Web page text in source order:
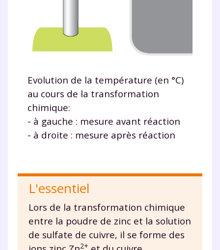
Evolution de la température (en °C)
au cours de la transformation
chimique:
- à gauche : mesure avant réaction
- à droite : mesure après réaction
L'essentiel
Lors de la transformation chimique
entre la poudre de zinc et la solution
de sulfate de cuivre, il se forme des
2+
à la demande par tchat, audio ou
vidéo
TESTER GRATUITEMENT
* Votre code d'accès sera envoyé à cette adresse e-mail. En
renseignant votre e-mail, vous consentez à ce que vos
données à caractère personnel soient traitées par SEJER, sous
la marque myMaxicours, afin que SEJER puisse vous donner
accès au service de soutien scolaire pendant 24h. Pour en
J’accepte de recevoir les actualités et des
communications de la part de
myMaxicours.
Votre adresse e-mail sera exclusivement utilisée pour